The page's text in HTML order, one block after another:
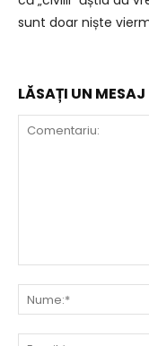
sunt doar niște
LĂSAȚI UN MESAJ